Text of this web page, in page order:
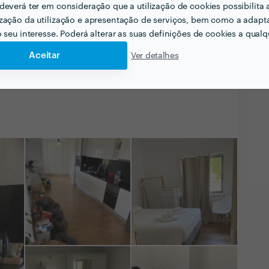
ter em consideração que a utilização de cookies possibilita
da utilização e apresentação de serviços, bem como a
seu interesse. Poderá alterar as suas definições de cookies a
Aceitar Ver detalhes
a maior designação da Zaask em 2024.